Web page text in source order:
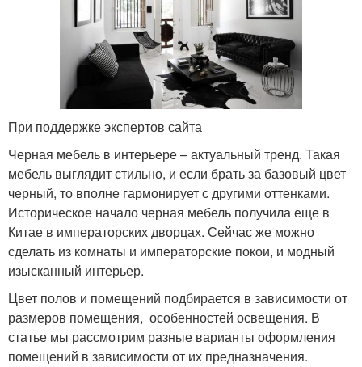
При поддержке экспертов сайта
Черная мебель в интерьере – актуальный тренд. Такая
мебель выглядит стильно, и если брать за базовый цвет
черный, то вполне гармонирует с другими оттенками.
Историческое начало черная мебель получила еще в
Китае в императорских дворцах. Сейчас же можно
сделать из комнаты и императорские покои, и модный
изысканный интерьер.
Цвет полов и помещений подбирается в зависимости от
размеров помещения, особенностей освещения. В
статье мы рассмотрим разные варианты оформления
помещений в зависимости от их предназначения.